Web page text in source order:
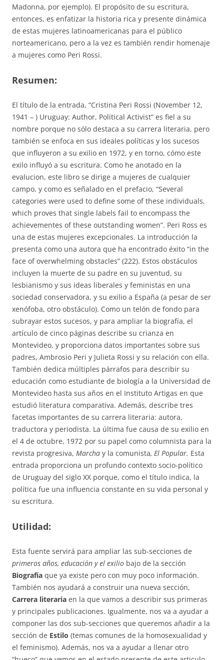
Madonna, por ejemplo). El propósito de su escritura,
entonces, es enfatizar la historia rica y presente dinámica
de estas mujeres latinoamericanas para el público
norteamericano, pero a la vez es también rendir homenaje
a mujeres como Peri Rossi.
Resumen:
El título de la entrada, “Cristina Peri Rossi (November 12,
1941 – ) Uruguay: Author, Political Activist” es fiel a su
nombre porque no sólo destaca a su carrera literaria, pero
también se enfoca en sus ideales políticas y los sucesos
que influyeron a su exilio en 1972, y en torno, cómo este
exilo influyó a su escritura. Como he anotado en la
evalucion, este libro se dirige a mujeres de cualquier
campo, y como es señalado en el prefacio, “Several
categories were used to define some of these individuals,
which proves that single labels fail to encompass the
achievementes of these outstanding women”. Peri Ross es
una de estas mujeres excepcionales. La introducción la
presenta como una autora que ha encontrado éxito “in the
face of overwhelming obstacles” (222). Estos obstáculos
incluyen la muerte de su padre en su juventud, su
lesbianismo y sus ideas liberales y feministas en una
sociedad conservadora, y su exilio a España (a pesar de ser
xenófoba, otro obstáculo). Como un telón de fondo para
subrayar estos sucesos, y para ampliar la biografía, el
artículo de cinco páginas describe su crianza en
Montevideo, y proporciona datos importantes sobre sus
padres, Ambrosio Peri y Julieta Rossi y su relación con ella.
También dedica múltiples párrafos para describir su
educación como estudiante de biología a la Universidad de
Montevideo hasta sus años en el Instituto Artigas en que
estudió literatura comparativa. Además, describe tres
facetas importantes de su carrera literaria: autora,
traductora y periodista. La última fue causa de su exilio en
el 4 de octubre, 1972 por su papel como columnista para la
revista progresiva, Marcha y la comunista, El Popular. Esta
entrada proporciona un profundo contexto socio-político
de Uruguay del siglo XX porque, como el título indica, la
política fue una influencia constante en su vida personal y
su escritura.
Utilidad:
Esta fuente servirá para ampliar las sub-secciones de
primeros años, educación y el exilio bajo de la sección
Biografía que ya existe pero con muy poco información.
También nos ayudará a construir una nueva sección,
Carrera literaria en la que vamos a describir sus primeras
y principales publicaciones. Igualmente, nos va a ayudar a
componer las dos sub-secciones que queremos añadir a la
sección de Estilo (temas comunes de la homosexualidad y
el feminismo). Además, nos va a ayudar a llenar otro